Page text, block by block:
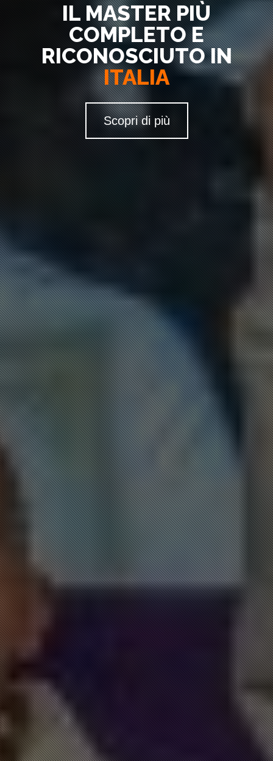
IL MASTER PIÙ
COMPLETO E
RICONOSCIUTO IN
ITALIA
Scopri di più